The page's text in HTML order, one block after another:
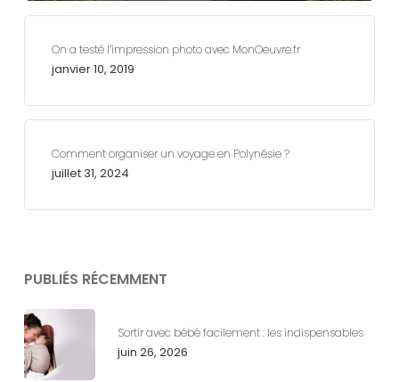
On a testé l’impression photo avec MonOeuvre.fr
janvier 10, 2019
Comment organiser un voyage en Polynésie ?
juillet 31, 2024
PUBLIÉS RÉCEMMENT
Sortir avec bébé facilement : les indispensables
juin 26, 2026